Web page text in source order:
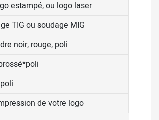
estampé, ou logo laser
TIG ou soudage MIG
noir, rouge, poli
de votre logo